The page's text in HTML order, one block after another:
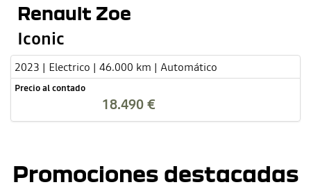
Renault Zoe
Iconic
2023 | Electrico | 46.000 km | Automático
Precio al contado
18.490 €
Promociones destacadas